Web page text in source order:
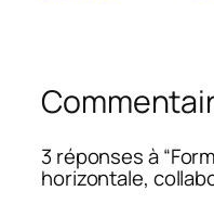
3 réponses à
horizontale,